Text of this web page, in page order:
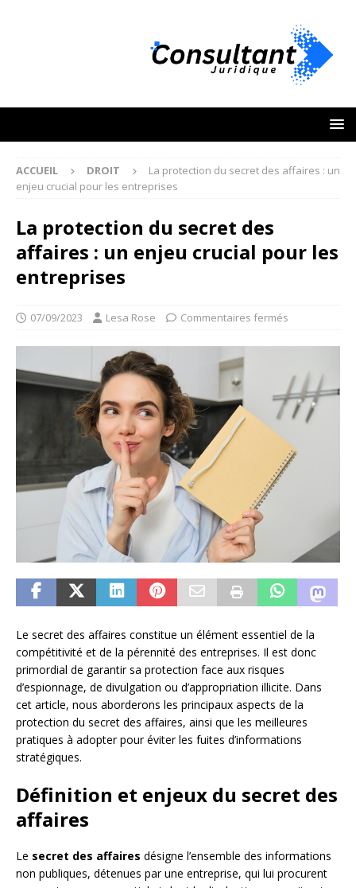
ACCUEIL DROIT
La protection du secret des affaires : un
enjeu crucial pour les entreprises
La protection du secret des
affaires : un enjeu crucial pour les
entreprises
07/09/2023 Lesa Rose Commentaires fermés
Le secret des affaires constitue un élément essentiel de la
compétitivité et de la pérennité des entreprises. Il est donc
primordial de garantir sa protection face aux risques
d’espionnage, de divulgation ou d’appropriation illicite. Dans
cet article, nous aborderons les principaux aspects de la
protection du secret des affaires, ainsi que les meilleures
pratiques à adopter pour éviter les fuites d’informations
stratégiques.
Définition et enjeux du secret des
affaires
Le secret des affaires désigne l’ensemble des informations
non publiques, détenues par une entreprise, qui lui procurent